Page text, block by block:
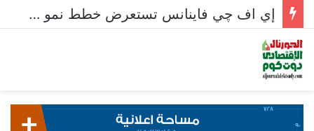
إي اف چي فاينانس تستعرض خطط نمو «بلد» لتعزيز حضورها في سوق تحويلات المصريين بالخارج